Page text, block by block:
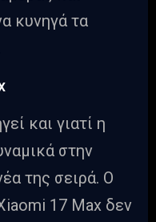
κυνηγά τα
και γιατί η
στην
της σειρά. Ο
17 Max δεν